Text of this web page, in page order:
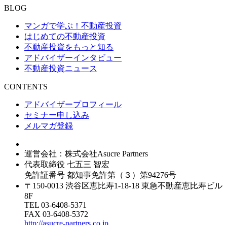
BLOG
マンガで学ぶ！不動産投資
はじめての不動産投資
不動産投資をもっと知る
アドバイザーインタビュー
不動産投資ニュース
CONTENTS
アドバイザープロフィール
セミナー申し込み
メルマガ登録
運営会社：株式会社Asucre Partners
代表取締役 七五三 智宏
免許証番号 都知事免許第（３）第94276号
〒150-0013 渋谷区恵比寿1-18-18 東急不動産恵比寿ビル
8F
TEL 03-6408-5371
FAX 03-6408-5372